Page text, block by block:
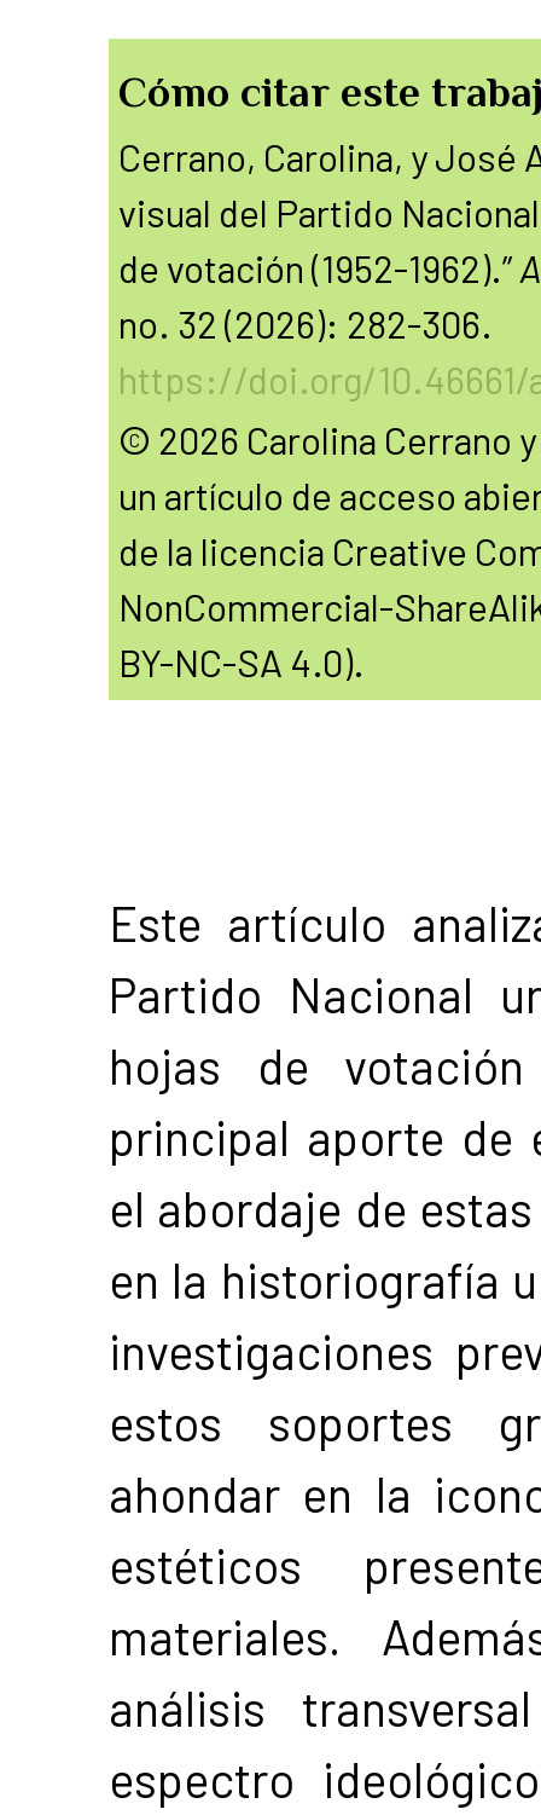
Cómo citar este
Cerrano, Carolina, y José
visual del Partido
de votación (1952-1962).”
no. 32 (2026): 282-306.
https://doi.org/10.46661/
© 2026 Carolina Cerrano
un artículo de acceso
de la licencia Creative
NonCommercial-
BY-NC-SA 4.0).
Este artículo
Partido Nacional
hojas de
principal aporte de
el abordaje de
en la historiografía
investigaciones
estos soportes
ahondar en la
estéticos
materiales.
análisis
espectro